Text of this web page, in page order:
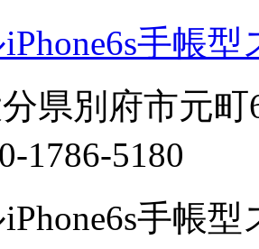
手帳
県別府市元
1786-5180
手帳